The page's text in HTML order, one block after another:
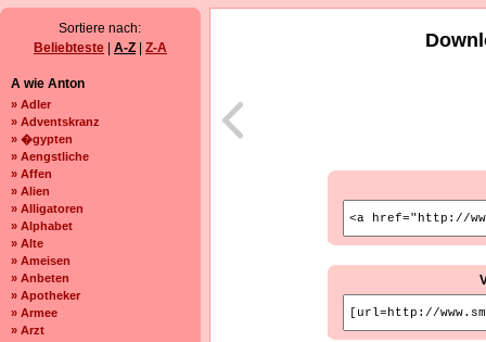
Sortiere nach:
Beliebteste
A-Z Z-A
A wie Anton
» Adler
» Adventskranz
» �gypten
» Aengstliche
» Affen
» Alien
» Alligatoren
» Alphabet
» Alte
» Ameisen
» Anbeten
» Apotheker
» Armee
» Arzt